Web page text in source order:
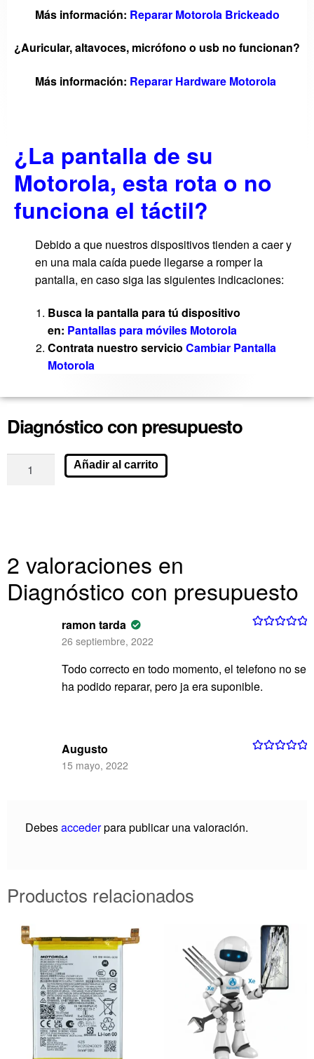
Más información: Reparar Motorola Brickeado
¿Auricular, altavoces, micrófono o usb no funcionan?
Más información: Reparar Hardware Motorola
¿La pantalla de su
Motorola, esta rota o no
funciona el táctil?
Debido a que nuestros dispositivos tienden a caer y
en una mala caída puede llegarse a romper la
pantalla, en caso siga las siguientes indicaciones:
Busca la pantalla para tú dispositivo
en: Pantallas para móviles Motorola
Contrata nuestro servicio Cambiar Pantalla
Motorola
Diagnóstico con presupuesto
Añadir al carrito
2 valoraciones en
Diagnóstico con presupuesto
ramon tarda
26 septiembre, 2022
Todo correcto en todo momento, el telefono no se
ha podido reparar, pero ja era suponible.
Augusto
15 mayo, 2022
Debesaccederpara publicar una valoración.
Productos relacionados